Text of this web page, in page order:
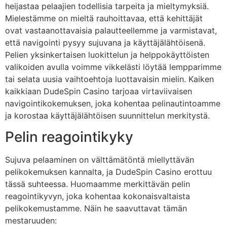
heijastaa pelaajien todellisia tarpeita ja mieltymyksiä.
Mielestämme on mieltä rauhoittavaa, että kehittäjät
ovat vastaanottavaisia palautteellemme ja varmistavat,
että navigointi pysyy sujuvana ja käyttäjälähtöisenä.
Pelien yksinkertaisen luokittelun ja helppokäyttöisten
valikoiden avulla voimme vikkelästi löytää lempparimme
tai selata uusia vaihtoehtoja luottavaisin mielin. Kaiken
kaikkiaan DudeSpin Casino tarjoaa virtaviivaisen
navigointikokemuksen, joka kohentaa pelinautintoamme
ja korostaa käyttäjälähtöisen suunnittelun merkitystä.
Pelin reagointikyky
Sujuva pelaaminen on välttämätöntä miellyttävän
pelikokemuksen kannalta, ja DudeSpin Casino erottuu
tässä suhteessa. Huomaamme merkittävän pelin
reagointikyvyn, joka kohentaa kokonaisvaltaista
pelikokemustamme. Näin he saavuttavat tämän
mestaruuden: